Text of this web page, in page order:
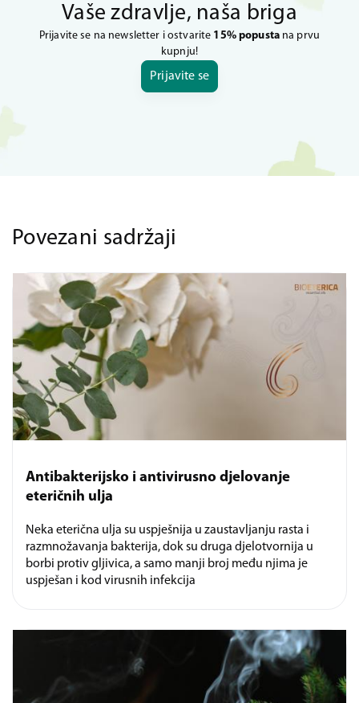
Vaše zdravlje, naša briga
Prijavite se na newsletter i ostvarite 15% popustana prvu
kupnju!
Prijavite se
Povezani sadržaji
Antibakterijsko i antivirusno djelovanje
eteričnih ulja
Neka eterična ulja su uspješnija u zaustavljanju rasta i
razmnožavanja bakterija, dok su druga djelotvornija u
borbi protiv gljivica, a samo manji broj među njima je
uspješan i kod virusnih infekcija